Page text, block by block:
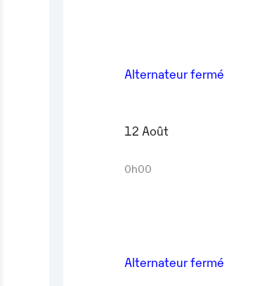
Alternateur fermé
12 Août
0h00
Alternateur fermé